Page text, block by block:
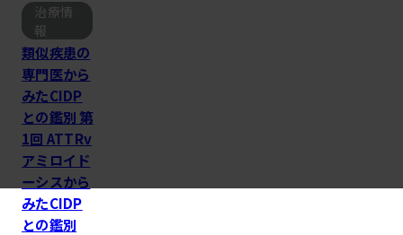
治療情
報
類似疾患の
専門医から
みたCIDP
との鑑別 第
1回 ATTRv
アミロイド
ーシスから
みたCIDP
との鑑別